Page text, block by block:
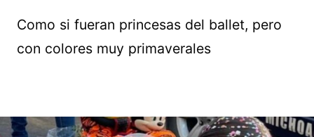
Como si fueran princesas del ballet, pero
con colores muy primaverales